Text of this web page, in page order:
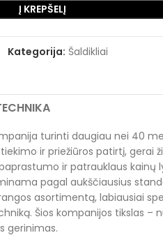
Į KREPŠELĮ
Kategorija: Šaldikliai
turinti daugiau nei 40
ir priežiūros patirtį, gerai
ir patrauklaus kainų
pagal aukščiausius
asortimentą, labiausiai
Šios kompanijos tikslas –
gerinimas.